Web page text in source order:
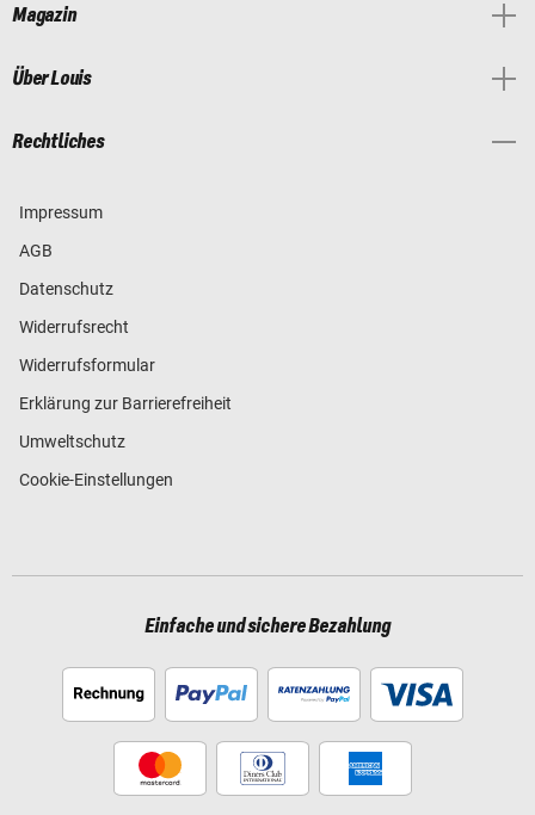
Magazin
Über Louis
Rechtliches
Impressum
AGB
Datenschutz
Widerrufsrecht
Widerrufsformular
Erklärung zur Barrierefreiheit
Umweltschutz
Cookie-Einstellungen
Einfache und sichere Bezahlung